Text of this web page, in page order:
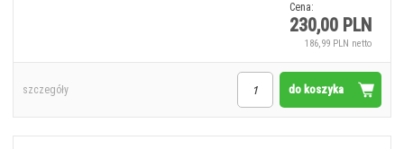
Cena:
230,00 PLN
186,99 PLN netto
do koszyka
szczegóły